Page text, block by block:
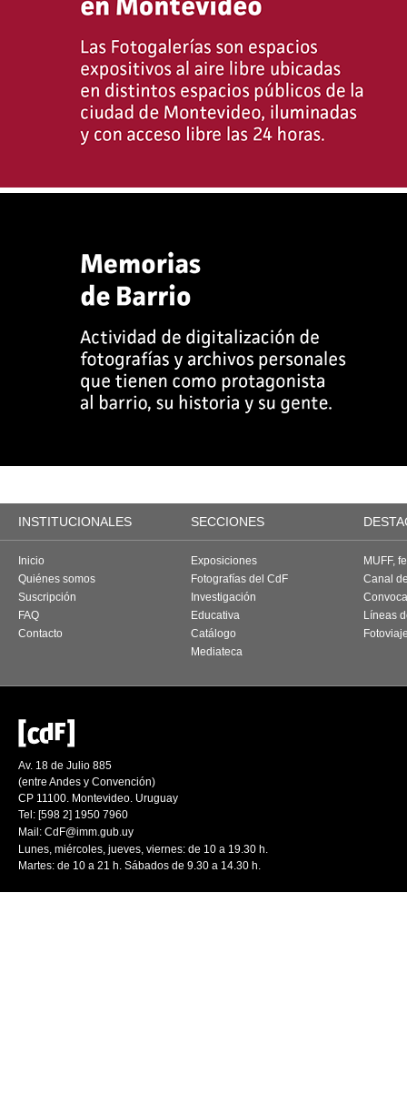
INSTITUCIONALES SECCIONES
Inicio
Quiénes somos
Suscripción
FAQ
Contacto
Exposiciones
Fotografías del CdF
Investigación
Educativa
Catálogo
Mediateca
MUFF,
Canal
Líneas
Av. 18 de Julio 885
(entre Andes y Convención)
CP 11100. Montevideo. Uruguay
Tel: [598 2] 1950 7960
Mail: CdF@imm.gub.uy
Lunes, miércoles, jueves, viernes: de 10 a 19.30 h.
Martes: de 10 a 21 h. Sábados de 9.30 a 14.30 h.